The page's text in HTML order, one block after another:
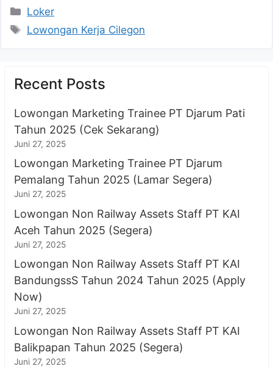
Kategori
Loker
Tag
Lowongan Kerja Cilegon
Recent Posts
Lowongan Marketing Trainee PT Djarum Pati
Tahun 2025 (Cek Sekarang)
Juni 27, 2025
Lowongan Marketing Trainee PT Djarum
Pemalang Tahun 2025 (Lamar Segera)
Juni 27, 2025
Lowongan Non Railway Assets Staff PT KAI
Aceh Tahun 2025 (Segera)
Juni 27, 2025
Lowongan Non Railway Assets Staff PT KAI
BandungssS Tahun 2024 Tahun 2025 (Apply
Now)
Juni 27, 2025
Lowongan Non Railway Assets Staff PT KAI
Balikpapan Tahun 2025 (Segera)
Juni 27, 2025